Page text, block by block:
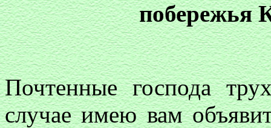
побережья
Почтенные господа
случае имею вам